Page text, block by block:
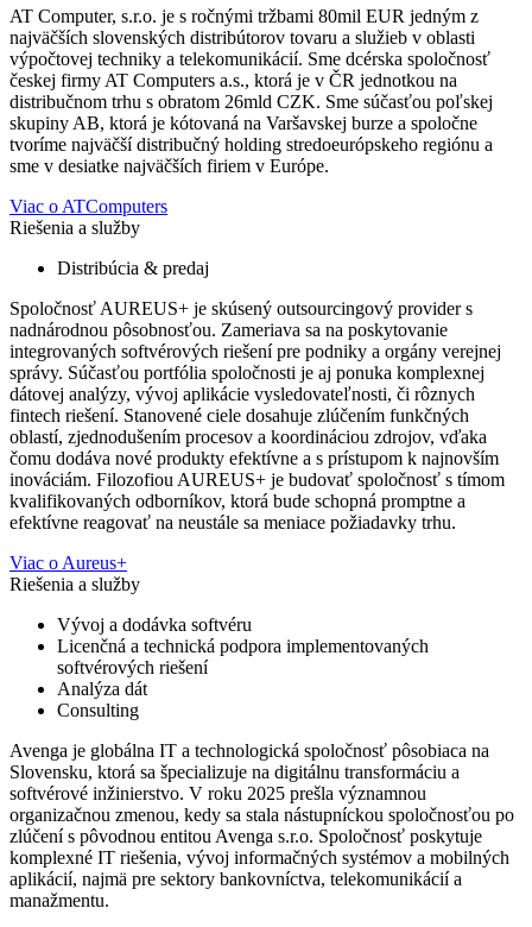
AT Computer, s.r.o. je s ročnými tržbami 80mil EUR jedným z
najväčších slovenských distribútorov tovaru a služieb v oblasti
výpočtovej techniky a telekomunikácií. Sme dcérska spoločnosť
českej firmy AT Computers a.s., ktorá je v ČR jednotkou na
distribučnom trhu s obratom 26mld CZK. Sme súčasťou poľskej
skupiny AB, ktorá je kótovaná na Varšavskej burze a spoločne
tvoríme najväčší distribučný holding stredoeurópskeho regiónu a
sme v desiatke najväčších firiem v Európe.
Viac o ATComputers
Riešenia a služby
Distribúcia & predaj
Spoločnosť AUREUS+ je skúsený outsourcingový provider s
nadnárodnou pôsobnosťou. Zameriava sa na poskytovanie
integrovaných softvérových riešení pre podniky a orgány verejnej
správy. Súčasťou portfólia spoločnosti je aj ponuka komplexnej
dátovej analýzy, vývoj aplikácie vysledovateľnosti, či rôznych
fintech riešení. Stanovené ciele dosahuje zlúčením funkčných
oblastí, zjednodušením procesov a koordináciou zdrojov, vďaka
čomu dodáva nové produkty efektívne a s prístupom k najnovším
inováciám. Filozofiou AUREUS+ je budovať spoločnosť s tímom
kvalifikovaných odborníkov, ktorá bude schopná promptne a
efektívne reagovať na neustále sa meniace požiadavky trhu.
Viac o Aureus+
Riešenia a služby
Vývoj a dodávka softvéru
Licenčná a technická podpora implementovaných
softvérových riešení
Analýza dát
Consulting
Avenga je globálna IT a technologická spoločnosť pôsobiaca na
Slovensku, ktorá sa špecializuje na digitálnu transformáciu a
softvérové inžinierstvo. V roku 2025 prešla významnou
organizačnou zmenou, kedy sa stala nástupníckou spoločnosťou po
zlúčení s pôvodnou entitou Avenga s.r.o. Spoločnosť poskytuje
komplexné IT riešenia, vývoj informačných systémov a mobilných
aplikácií, najmä pre sektory bankovníctva, telekomunikácií a
manažmentu.